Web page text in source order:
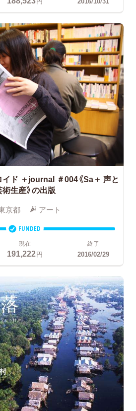
ド ＋journal ＃004《Sa＋ 声と
術生産》の出版
京都 アート
FUNDED
現在
191,222円
終了
2016/02/29